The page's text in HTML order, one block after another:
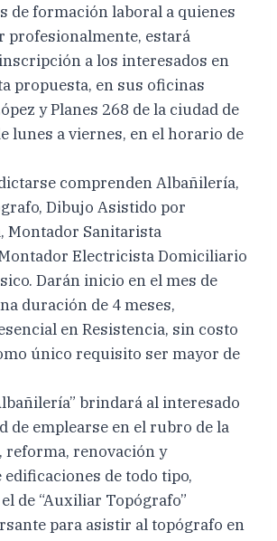
de formación laboral a quienes
profesionalmente, estará
a los interesados en
propuesta, en sus oficinas
y Planes 268 de la ciudad de
lunes a viernes, en el horario de
comprenden Albañilería,
Dibujo Asistido por
Montador Sanitarista
Electricista Domiciliario
Darán inicio en el mes de
duración de 4 meses,
en Resistencia, sin costo
único requisito ser mayor de
brindará al interesado
de emplearse en el rubro de la
renovación y
de todo tipo,
de “Auxiliar Topógrafo”
para asistir al topógrafo en